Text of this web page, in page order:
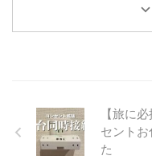
対応のエントリーモデルは、
【旅に
セント
た